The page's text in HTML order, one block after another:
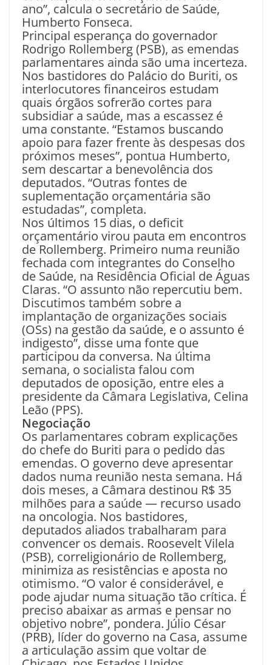
ano”, calcula o secretário de Saúde,
Humberto Fonseca.
Principal esperança do governador
Rodrigo Rollemberg (PSB), as emendas
parlamentares ainda são uma incerteza.
Nos bastidores do Palácio do Buriti, os
interlocutores financeiros estudam
quais órgãos sofrerão cortes para
subsidiar a saúde, mas a escassez é
uma constante. “Estamos buscando
apoio para fazer frente às despesas dos
próximos meses”, pontua Humberto,
sem descartar a benevolência dos
deputados. “Outras fontes de
suplementação orçamentária são
estudadas”, completa.
Nos últimos 15 dias, o deficit
orçamentário virou pauta em encontros
de Rollemberg. Primeiro numa reunião
fechada com integrantes do Conselho
de Saúde, na Residência Oficial de Águas
Claras. “O assunto não repercutiu bem.
Discutimos também sobre a
implantação de organizações sociais
(OSs) na gestão da saúde, e o assunto é
indigesto”, disse uma fonte que
participou da conversa. Na última
semana, o socialista falou com
deputados de oposição, entre eles a
presidente da Câmara Legislativa, Celina
Leão (PPS).
Negociação
Os parlamentares cobram explicações
do chefe do Buriti para o pedido das
emendas. O governo deve apresentar
dados numa reunião nesta semana. Há
dois meses, a Câmara destinou R$ 35
milhões para a saúde — recurso usado
na oncologia. Nos bastidores,
deputados aliados trabalharam para
convencer os demais. Roosevelt Vilela
(PSB), correligionário de Rollemberg,
minimiza as resistências e aposta no
otimismo. “O valor é considerável, e
pode ajudar numa situação tão crítica. É
preciso abaixar as armas e pensar no
objetivo nobre”, pondera. Júlio César
(PRB), líder do governo na Casa, assume
a articulação assim que voltar de